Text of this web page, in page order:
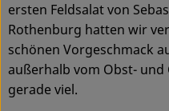
So geht's
Über uns
ersten Feldsalat von
Rothenburg hatten wir
schönen Vorgeschmack
außerhalb vom Obst-
gerade viel.